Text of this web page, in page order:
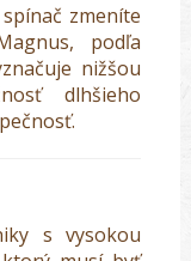
zmeníte
podľa
nižšou
dlhšieho
s vysokou